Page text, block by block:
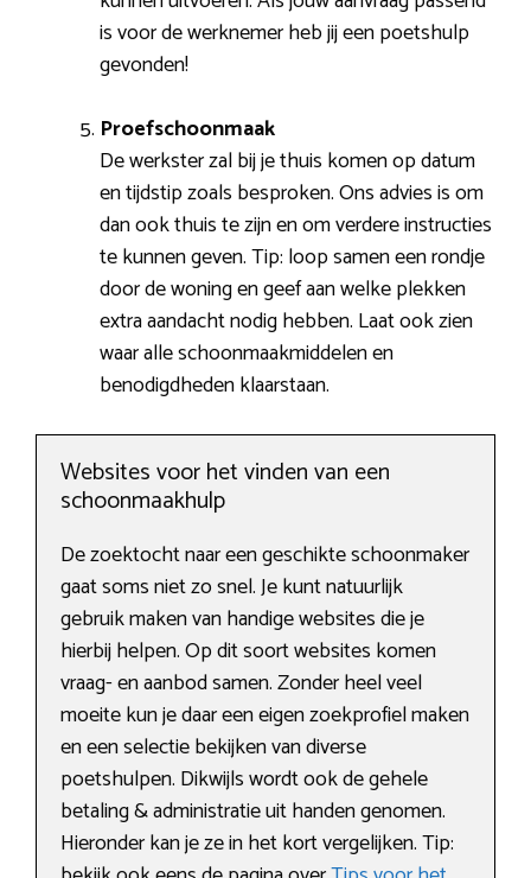
is voor de werknemer heb jij een poetshulp
gevonden!
Proefschoonmaak
De werkster zal bij je thuis komen op datum
en tijdstip zoals besproken. Ons advies is om
dan ook thuis te zijn en om verdere instructies
te kunnen geven. Tip: loop samen een rondje
door de woning en geef aan welke plekken
extra aandacht nodig hebben. Laat ook zien
waar alle schoonmaakmiddelen en
benodigdheden klaarstaan.
Websites voor het vinden van een
schoonmaakhulp
De zoektocht naar een geschikte schoonmaker
gaat soms niet zo snel. Je kunt natuurlijk
gebruik maken van handige websites die je
hierbij helpen. Op dit soort websites komen
vraag- en aanbod samen. Zonder heel veel
moeite kun je daar een eigen zoekprofiel maken
en een selectie bekijken van diverse
poetshulpen. Dikwijls wordt ook de gehele
betaling & administratie uit handen genomen.
Hieronder kan je ze in het kort vergelijken. Tip: